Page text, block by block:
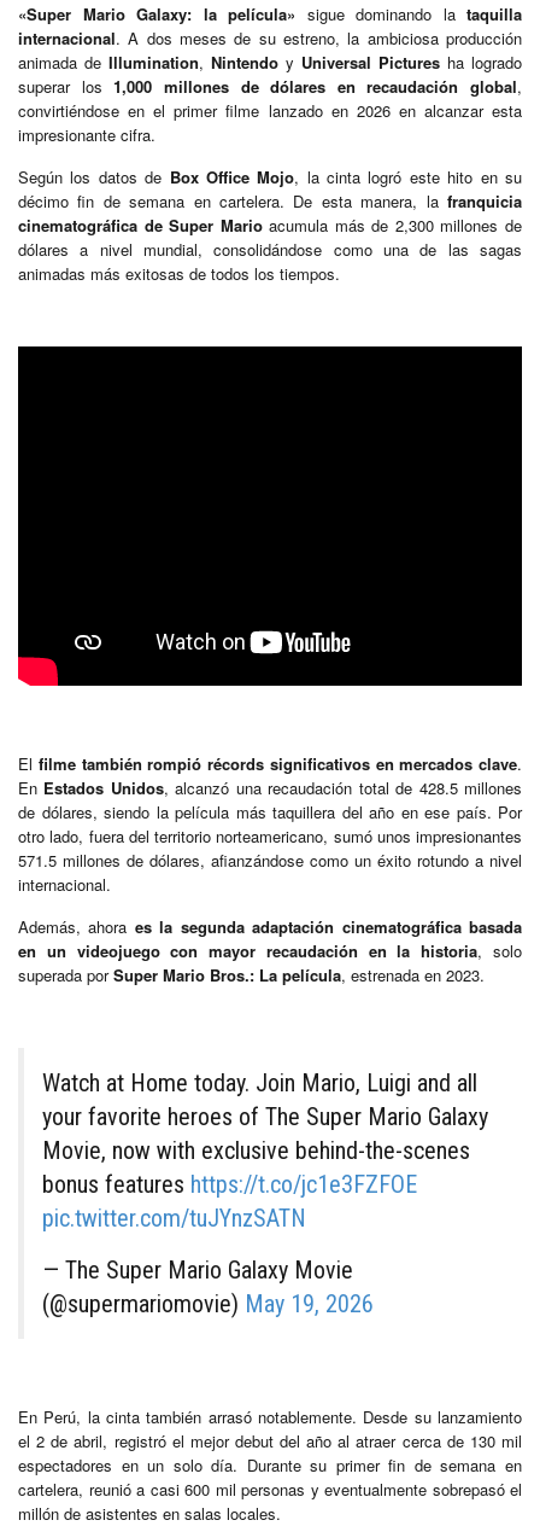
«Super Mario Galaxy: la película» sigue dominando la taquilla
internacional. A dos meses de su estreno, la ambiciosa producción
animada de Illumination, Nintendo y Universal Pictures ha logrado
superar los1,000 millones de dólares en recaudación global,
convirtiéndose en el primer filme lanzado en 2026 en alcanzar esta
impresionante cifra.
Según los datos de Box Office Mojo, la cinta logró este hito en su
décimo fin de semana en cartelera. De esta manera, lafranquicia
cinematográfica de Super Marioacumula más de 2,300 millones de
dólares a nivel mundial, consolidándose como una de las sagas
animadas más exitosas de todos los tiempos.
El filme también rompió récords significativos en mercados clave.
En Estados Unidos, alcanzó una recaudación total de 428.5 millones
de dólares, siendo la película más taquillera del año en ese país. Por
otro lado, fuera del territorio norteamericano, sumó unos impresionantes
571.5 millones de dólares, afianzándose como un éxito rotundo a nivel
internacional.
Además, ahora es la segunda adaptación cinematográfica basada
en un videojuego con mayor recaudación en la historia, solo
superada porSuper Mario Bros.: La película, estrenada en 2023.
Watch at Home today. Join Mario, Luigi and all
your favorite heroes of The Super Mario Galaxy
Movie, now with exclusive behind-the-scenes
bonus features https://t.co/jc1e3FZFOE
pic.twitter.com/tuJYnzSATN
— The Super Mario Galaxy Movie
(@supermariomovie) May 19, 2026
En Perú, la cinta también arrasó notablemente. Desde su lanzamiento
el 2 de abril, registró el mejor debut del año al atraer cerca de 130 mil
espectadores en un solo día. Durante su primer fin de semana en
cartelera, reunió a casi 600 mil personas y eventualmente sobrepasó el
millón de asistentes en salas locales.